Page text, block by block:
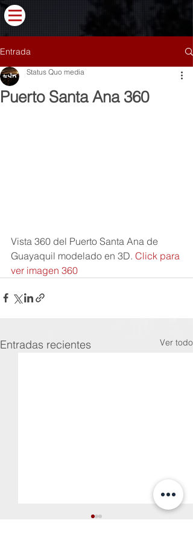
Entrada
Puerto Santa Ana 360
Status Quo media
Vista 360 del Puerto Santa Ana de
Guayaquil modelado en 3D. Click para
ver imagen 360
Entradas recientes Ver todo